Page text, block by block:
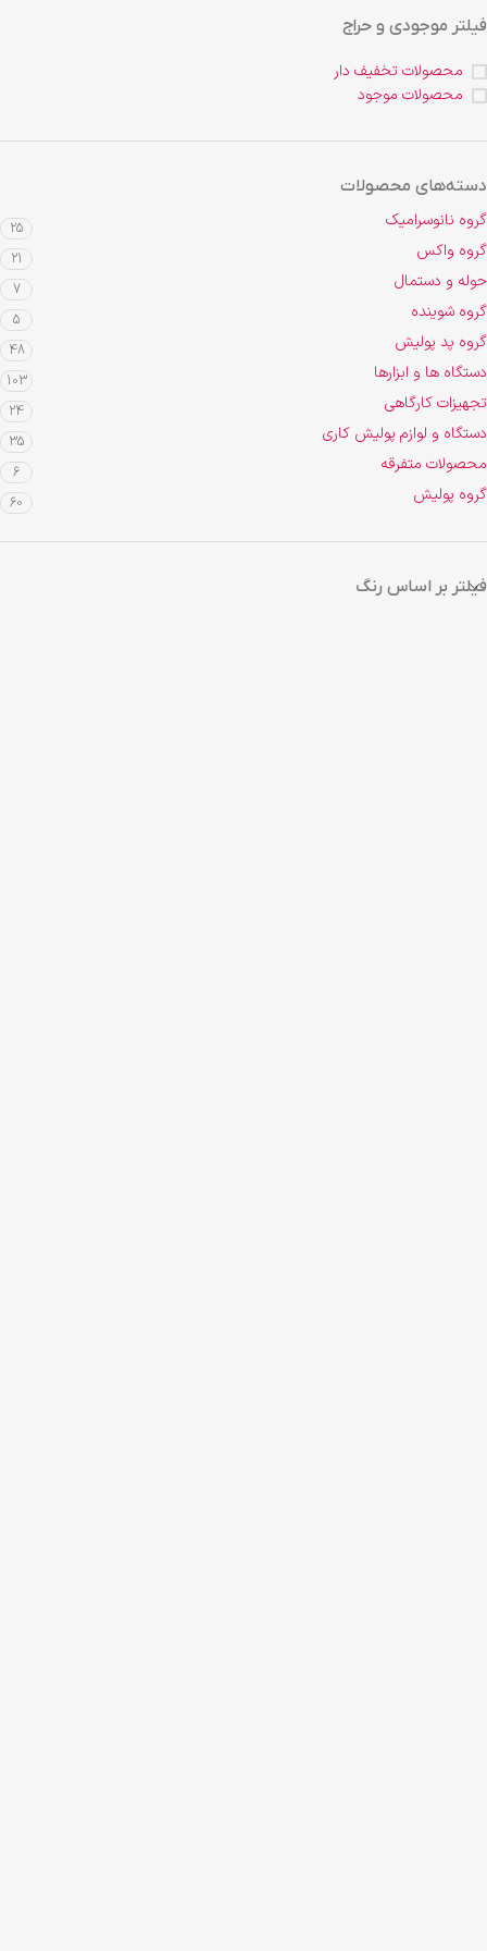
فیلتر موجودی و حراج
محصولات تخفیف دار
محصولات موجود
دسته‌های محصولات
گروه نانوسرامیک 25
گروه واکس 21
حوله و دستمال 7
گروه شوینده 5
گروه پد پولیش 48
دستگاه ها و ابزارها 103
تجهیزات کارگاهی 24
دستگاه و لوازم پولیش کاری 35
محصولات متفرقه 6
گروه پولیش 60
فیلتر بر اساس رنگ